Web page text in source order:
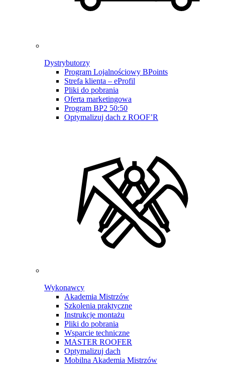
Dystrybutorzy
Program Lojalnościowy BPoints
Strefa klienta – eProfil
Pliki do pobrania
Oferta marketingowa
Program BP2 50:50
Optymalizuj dach z ROOF’R
Wykonawcy
Akademia Mistrzów
Szkolenia praktyczne
Instrukcje montażu
Pliki do pobrania
Wsparcie techniczne
MASTER ROOFER
Optymalizuj dach
Mobilna Akademia Mistrzów